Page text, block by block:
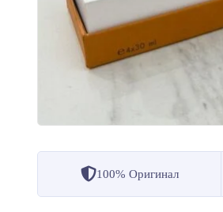
100% Оригинал